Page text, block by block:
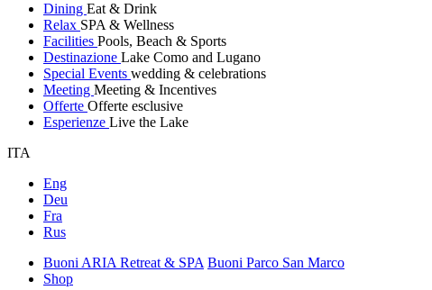
Dining Eat & Drink
Relax SPA & Wellness
Facilities Pools, Beach & Sports
Destinazione Lake Como and Lugano
Special Events wedding & celebrations
Meeting Meeting & Incentives
Offerte Offerte esclusive
Esperienze Live the Lake
ITA
Eng
Deu
Fra
Rus
Buoni ARIA Retreat & SPA Buoni Parco San Marco
Shop